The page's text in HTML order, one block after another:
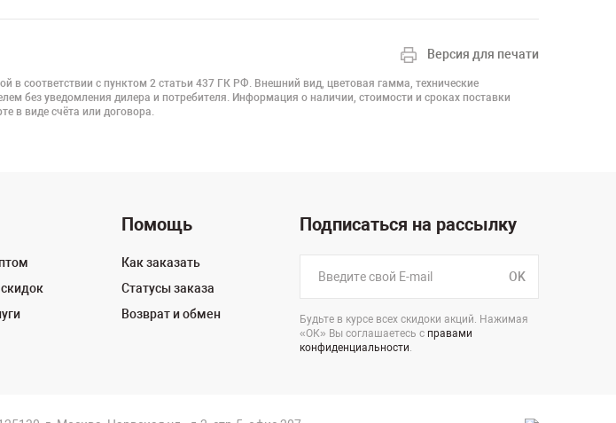
Версия для печати
в соответствии с пунктом 2 статьи 437 ГК РФ. Внешний вид, цветовая гамма, технические
без уведомления дилера и потребителя. Информация о наличии, стоимости и сроках поставки
в виде счёта или договора.
Помощь
Как заказать
Статусы заказа
Возврат и обмен
Подписаться на рассылку
OK
Будьте в курсе всех скидоки акций. Нажимая
«ОК» Вы соглашаетесь с правами
конфиденциальности.